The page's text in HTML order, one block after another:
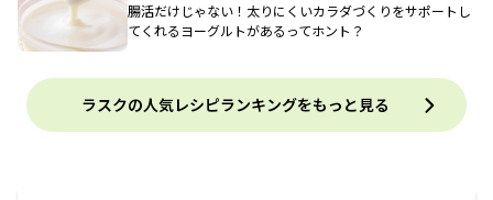
腸活だけじゃない！太りにくいカラダづくりをサポートし
てくれるヨーグルトがあるってホント？
ラスクの人気レシピランキングをもっと見る